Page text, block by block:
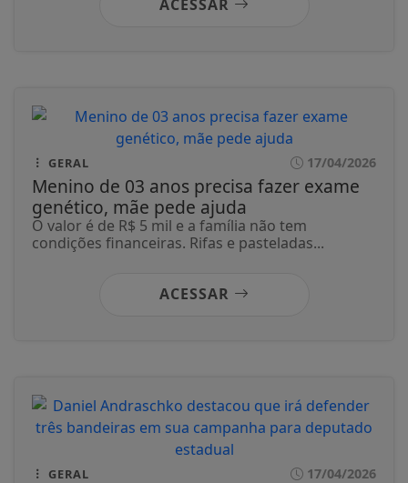
ACESSAR
GERAL 17/04/2026
Menino de 03 anos precisa fazer exame
genético, mãe pede ajuda
O valor é de R$ 5 mil e a família não tem
condições financeiras. Rifas e pasteladas...
ACESSAR
GERAL 17/04/2026